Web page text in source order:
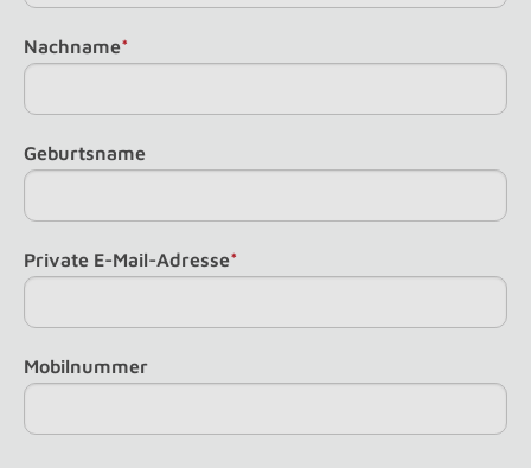
Nachname*
Geburtsname
Private E-Mail-Adresse*
Mobilnummer